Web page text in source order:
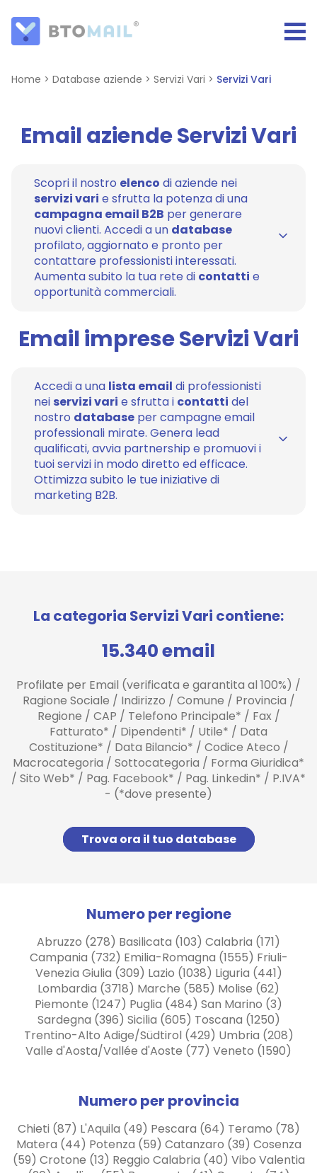
Home > Database aziende > Servizi Vari > Servizi Vari
Email aziende Servizi Vari
Scopri il nostro elenco di aziende nei
servizi vari e sfrutta la potenza di una
campagna email B2B per generare
nuovi clienti. Accedi a un database
profilato, aggiornato e pronto per
contattare professionisti interessati.
Aumenta subito la tua rete di contatti e
opportunità commerciali.
Email imprese Servizi Vari
Accedi a una lista email di professionisti
nei servizi vari e sfrutta i contatti del
nostro database per campagne email
professionali mirate. Genera lead
qualificati, avvia partnership e promuovi i
tuoi servizi in modo diretto ed efficace.
Ottimizza subito le tue iniziative di
marketing B2B.
La categoria Servizi Vari contiene:
15.340 email
Profilate per Email (verificata e garantita al 100%) /
Ragione Sociale / Indirizzo / Comune / Provincia /
Regione / CAP / Telefono Principale* / Fax /
Fatturato* / Dipendenti* / Utile* / Data
Costituzione* / Data Bilancio* / Codice Ateco /
Macrocategoria / Sottocategoria / Forma Giuridica*
/ Sito Web* / Pag. Facebook* / Pag. Linkedin* / P.IVA*
- (*dove presente)
Trova ora il tuo database
Numero per regione
Abruzzo (278) Basilicata (103) Calabria (171)
Campania (732) Emilia-Romagna (1555) Friuli-
Venezia Giulia (309) Lazio (1038) Liguria (441)
Lombardia (3718) Marche (585) Molise (62)
Piemonte (1247) Puglia (484) San Marino (3)
Sardegna (396) Sicilia (605) Toscana (1250)
Trentino-Alto Adige/Südtirol (429) Umbria (208)
Valle d'Aosta/Vallée d'Aoste (77) Veneto (1590)
Numero per provincia
Chieti (87) L'Aquila (49) Pescara (64) Teramo (78)
Matera (44) Potenza (59) Catanzaro (39) Cosenza
(59) Crotone (13) Reggio Calabria (40) Vibo Valentia